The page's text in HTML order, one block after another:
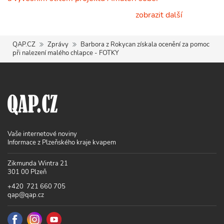
zobrazit další
QAP.CZ Zprávy
Barbora z Rokycan získala ocenění za pomoc
při nalezení malého chlapce - FOTKY
Vaše internetové noviny
Informace z Plzeňského kraje kvapem
Zikmunda Wintra 21
301 00 Plzeň
+420 721 660 705
qap@qap.cz